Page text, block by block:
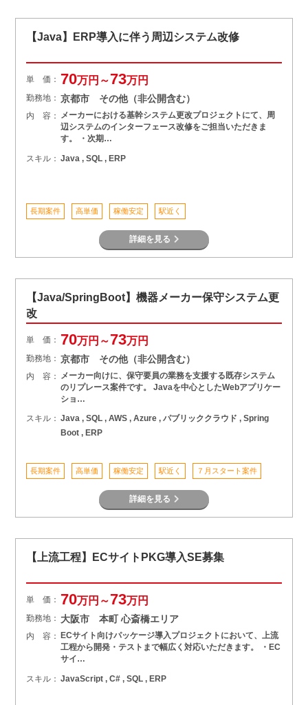
【Java】ERP導入に伴う周辺システム改修
単 価： 70万円～73万円
勤務地： 京都市 その他（非公開含む）
内 容： メーカーにおける基幹システム更改プロジェクトにて、周
辺システムのインターフェース改修をご担当いただきま
す。 ・次期…
スキル： Java , SQL , ERP
長期案件 高単価 稼働安定 駅近く
詳細を見る
【Java/SpringBoot】機器メーカー保守システム更
改
単 価： 70万円～73万円
勤務地： 京都市 その他（非公開含む）
内 容：
メーカー向けに、保守要員の業務を支援する既存システム
のリプレース案件です。 Javaを中心としたWebアプリケー
ショ…
スキル： Java , SQL , AWS , Azure , パブリッククラウド , Spring
Boot , ERP
長期案件 高単価 稼働安定 駅近く ７月スタート案件
詳細を見る
【上流工程】ECサイトPKG導入SE募集
単 価： 70万円～73万円
勤務地： 大阪市 本町 心斎橋エリア
内 容：
ECサイト向けパッケージ導入プロジェクトにおいて、上流
工程から開発・テストまで幅広く対応いただきます。 ・EC
サイ…
スキル： JavaScript , C# , SQL , ERP